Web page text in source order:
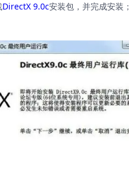
DirectX 9.0c安装包，并完成安装；